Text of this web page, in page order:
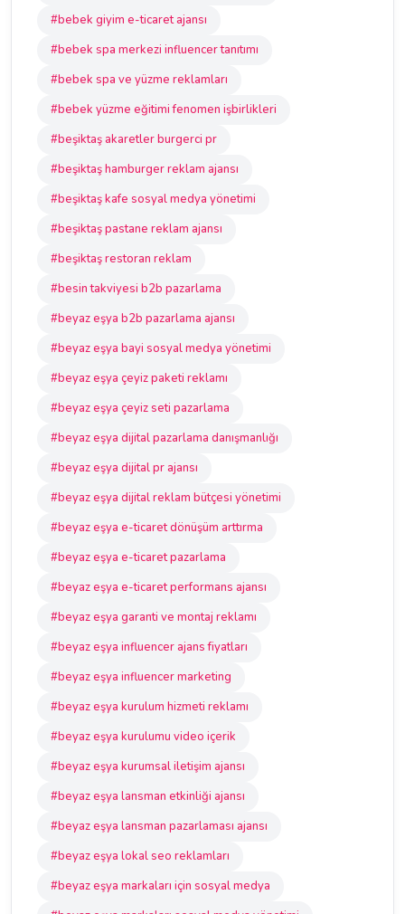
#bebek giyim e-ticaret ajansı
#bebek spa merkezi influencer tanıtımı
#bebek spa ve yüzme reklamları
#bebek yüzme eğitimi fenomen işbirlikleri
#beşiktaş akaretler burgerci pr
#beşiktaş hamburger reklam ajansı
#beşiktaş kafe sosyal medya yönetimi
#beşiktaş pastane reklam ajansı
#beşiktaş restoran reklam
#besin takviyesi b2b pazarlama
#beyaz eşya b2b pazarlama ajansı
#beyaz eşya bayi sosyal medya yönetimi
#beyaz eşya çeyiz paketi reklamı
#beyaz eşya çeyiz seti pazarlama
#beyaz eşya dijital pazarlama danışmanlığı
#beyaz eşya dijital pr ajansı
#beyaz eşya dijital reklam bütçesi yönetimi
#beyaz eşya e-ticaret dönüşüm arttırma
#beyaz eşya e-ticaret pazarlama
#beyaz eşya e-ticaret performans ajansı
#beyaz eşya garanti ve montaj reklamı
#beyaz eşya influencer ajans fiyatları
#beyaz eşya influencer marketing
#beyaz eşya kurulum hizmeti reklamı
#beyaz eşya kurulumu video içerik
#beyaz eşya kurumsal iletişim ajansı
#beyaz eşya lansman etkinliği ajansı
#beyaz eşya lansman pazarlaması ajansı
#beyaz eşya lokal seo reklamları
#beyaz eşya markaları için sosyal medya